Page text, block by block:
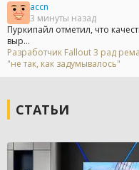
accn
3 минуты назад
Пуркипайл отметил, что
выр...
Разработчик Fallout 3 рад
"не так, как задумывалось"
СТАТЬИ